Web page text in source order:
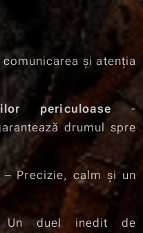
și atenția
periculoase -
drumul spre
– Precizie, calm și un
duel inedit de